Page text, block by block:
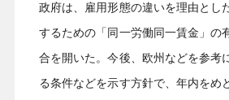
政府は、雇用形態の違いを理由とし
するための「同一労働同一賃金」の
合を開いた。今後、欧州などを参考
る条件などを示す方針で、年内をめ